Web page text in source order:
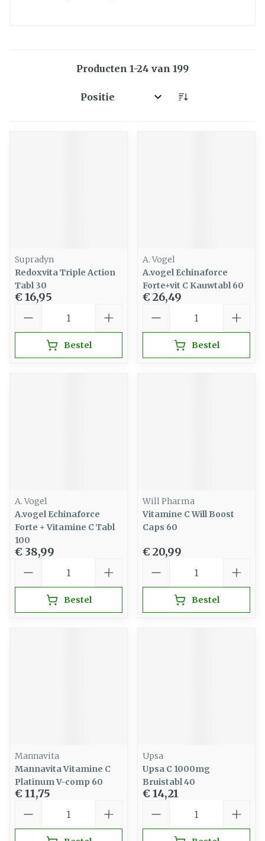
Producten 1-24 van 199
Sorteer op:
Supradyn
Redoxvita Triple Action
Tabl 30
€ 16,95
Bestel
A. Vogel
A.vogel Echinaforce
Forte+vit C Kauwtabl 60
€ 26,49
Bestel
A. Vogel
A.vogel Echinaforce
Forte + Vitamine C Tabl
100
€ 38,99
Bestel
Will Pharma
Vitamine C Will Boost
Caps 60
€ 20,99
Bestel
Mannavita
Mannavita Vitamine C
Platinum V-comp 60
€ 11,75
Upsa
Upsa C 1000mg
Bruistabl 40
€ 14,21